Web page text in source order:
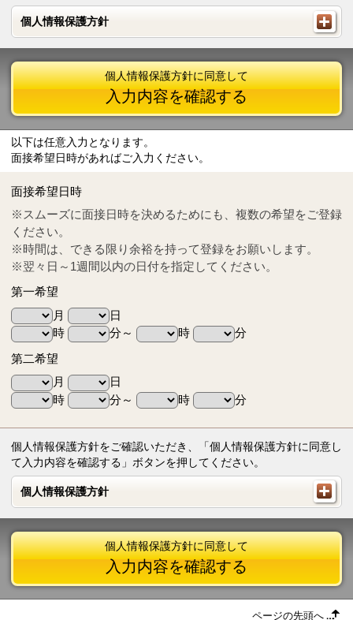
個人情報保護方針
個人情報保護方針
Tel
0570-55-0314
個人情報保護方針に同意して
入力内容を確認する
以下は任意入力となります。
面接希望日時があればご入力ください。
面接希望日時
※スムーズに面接日時を決めるためにも、複数の希望をご登録
ください。
※時間は、できる限り余裕を持って登録をお願いします。
※翌々日～1週間以内の日付を指定してください。
第一希望
月
日
時
分～ 時
分
第二希望
月
日
時
分～ 時 分
個人情報保護方針をご確認いただき、「個人情報保護方針に同意し
て入力内容を確認する」ボタンを押してください。
個人情報保護方針
個人情報保護方針
個人情報保護方針に同意して
入力内容を確認する
ページの先頭へ